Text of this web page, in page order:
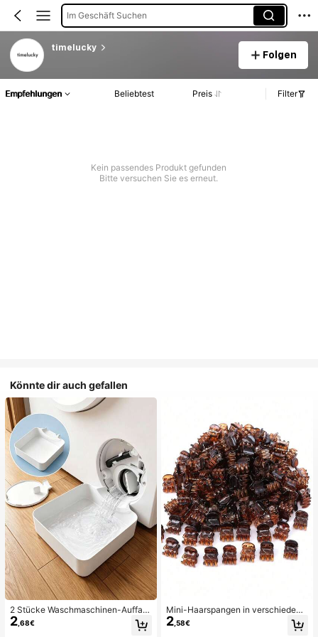
Im Geschäft Suchen
timelucky
Folgen
Empfehlungen Beliebtest Preis Filter
Kein passendes Produkt gefunden
Bitte versuchen Sie es erneut.
Könnte dir auch gefallen
2 Stücke Waschmaschinen-Auffan
gwanne Tropfschale, wasserdichte
Bodenschutzmatte für Waschraum,
2 ,68€
Mini-Haarspangen in verschiedene
n Farben, geeignet für Frauenfrisure
n und dekorative Haaraccessoires,
2 ,58€